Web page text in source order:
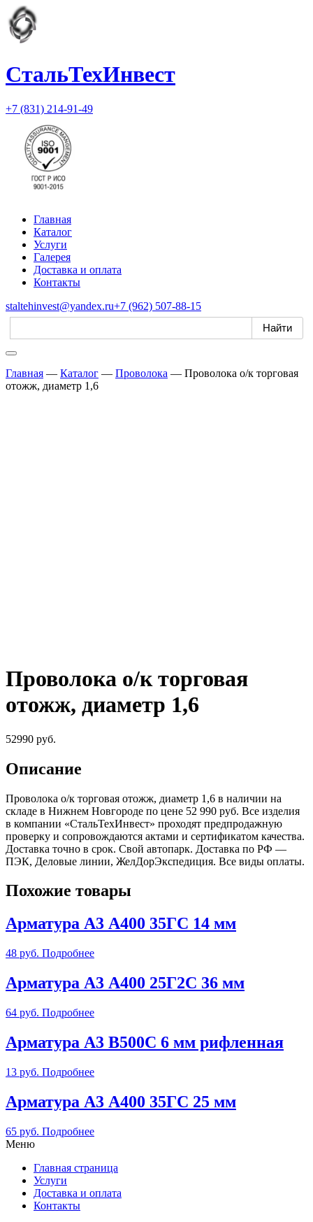
СтальТехИнвест
+7 (831) 214-91-49
Главная
Каталог
Услуги
Галерея
Доставка и оплата
Контакты
staltehinvest@yandex.ru+7 (962) 507-88-15
Главная — Каталог — Проволока — Проволока о/к торговая
отожж, диаметр 1,6
Проволока о/к торговая
отожж, диаметр 1,6
52990 руб.
Описание
Проволока о/к торговая отожж, диаметр 1,6 в наличии на
складе в Нижнем Новгороде по цене 52 990 руб. Все изделия
в компании «СтальТехИнвест» проходят предпродажную
проверку и сопровождаются актами и сертификатом качества.
Доставка точно в срок. Свой автопарк. Доставка по РФ —
ПЭК, Деловые линии, ЖелДорЭкспедиция. Все виды оплаты.
Похожие товары
Арматура А3 А400 35ГС 14 мм
48 руб. Подробнее
Арматура А3 А400 25Г2С 36 мм
64 руб. Подробнее
Арматура А3 B500С 6 мм рифленная
13 руб. Подробнее
Арматура А3 А400 35ГС 25 мм
65 руб. Подробнее
Меню
Главная страница
Услуги
Доставка и оплата
Контакты